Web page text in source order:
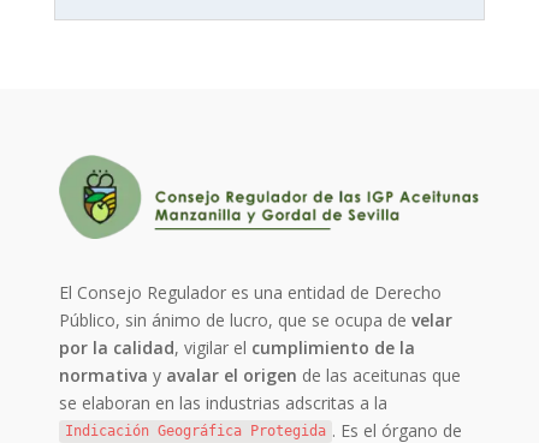
El Consejo Regulador es una entidad de Derecho
Público, sin ánimo de lucro, que se ocupa develar
por la calidad, vigilar el cumplimiento de la
normativa y avalar el origen de las aceitunas que
se elaboran en las industrias adscritas a la
Indicación Geográfica Protegida . Es el órgano de